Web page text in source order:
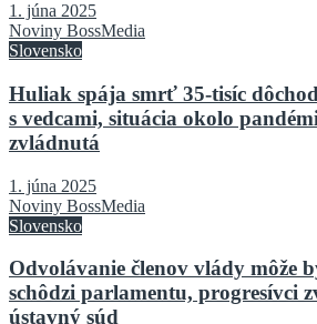
1. júna 2025
Noviny BossMedia
Slovensko
Huliak spája smrť 35-tisíc
s vedcami, situácia okolo
zvládnutá
1. júna 2025
Noviny BossMedia
Slovensko
Odvolávanie členov vlády môže
schôdzi parlamentu, progresívci
ústavný súd